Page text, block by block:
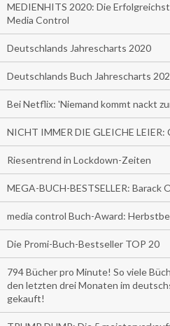
MEDIENHITS 2020: Die
Media Control
Deutschlands Jahrescharts 2020
Deutschlands Buch Jahrescharts
Bei Netflix: 'Niemand kommt nackt
NICHT IMMER DIE GLEICHE
Riesentrend in Lockdown-Zeiten
MEGA-BUCH-BESTSELLER: Barack
media control Buch-Award:
Die Promi-Buch-Bestseller TOP 20
794 Bücher pro Minute! So viele
den letzten drei Monaten im
gekauft!